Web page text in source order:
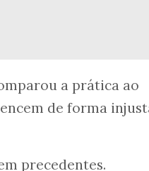
a prática ao
de forma
precedentes.